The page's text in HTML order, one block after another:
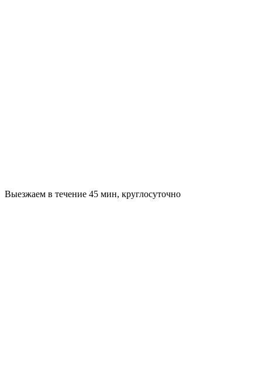
Выезжаем в течение 45 мин, круглосуточно